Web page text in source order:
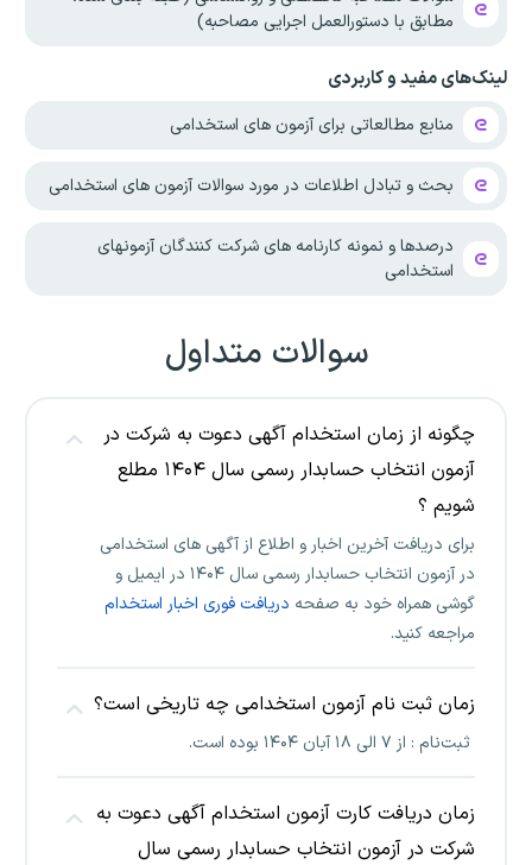
مطابق با دستورالعمل اجرایی مصاحبه)
لینک‌های مفید و کاربردی
منابع مطالعاتی برای آزمون های استخدامی
بحث و تبادل اطلاعات در مورد سوالات آزمون های استخدامی
درصدها و نمونه کارنامه های شرکت کنندگان آزمونهای
استخدامی
سوالات متداول
چگونه از زمان استخدام آگهی دعوت به شرکت در
آزمون انتخاب حسابدار رسمی سال ۱۴۰۴ مطلع
شویم ؟
برای دریافت آخرین اخبار و اطلاع از آگهی های استخدامی
در آزمون انتخاب حسابدار رسمی سال ۱۴۰۴ در ایمیل و
گوشی همراه خود به صفحه دریافت فوری اخبار استخدام
مراجعه کنید.
زمان ثبت نام آزمون استخدامی چه تاریخی است؟
ثبت‌نام : از ۷ الی ۱۸ آبان ۱۴۰۴ بوده است.
زمان دریافت کارت آزمون استخدام آگهی دعوت به
شرکت در آزمون انتخاب حسابدار رسمی سال